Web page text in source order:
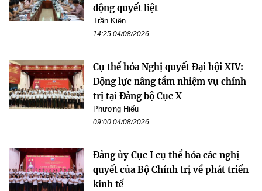
động quyết liệt
Trần Kiên
14:25 04/08/2026
Cụ thể hóa Nghị quyết Đại hội XIV:
Động lực nâng tầm nhiệm vụ chính
trị tại Đảng bộ Cục X
Phương Hiếu
09:00 04/08/2026
Đảng ủy Cục I cụ thể hóa các nghị
quyết của Bộ Chính trị về phát triển
kinh tế